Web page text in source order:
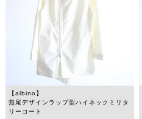
【albino】
燕尾デザインラップ型ハイネックミリタ
リーコート